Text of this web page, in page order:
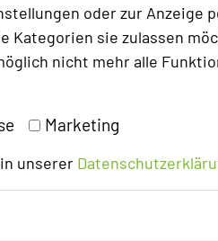
oder zur Anzeige
Kategorien sie zulassen
nicht mehr alle
Marketing
unserer
40
25
ja